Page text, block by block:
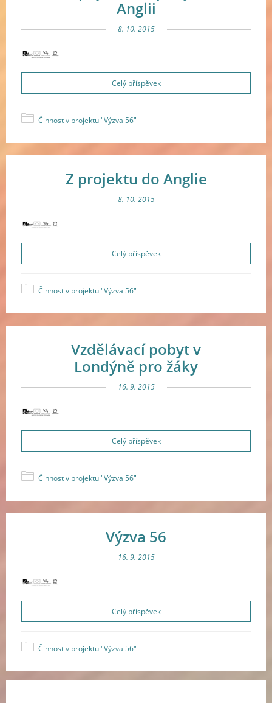
Anglii
8. 10. 2015
Celý příspěvek
Činnost v projektu "Výzva 56"
Z projektu do Anglie
8. 10. 2015
Celý příspěvek
Činnost v projektu "Výzva 56"
Vzdělávací pobyt v
Londýně pro žáky
16. 9. 2015
Celý příspěvek
Činnost v projektu "Výzva 56"
Výzva 56
16. 9. 2015
Celý příspěvek
Činnost v projektu "Výzva 56"